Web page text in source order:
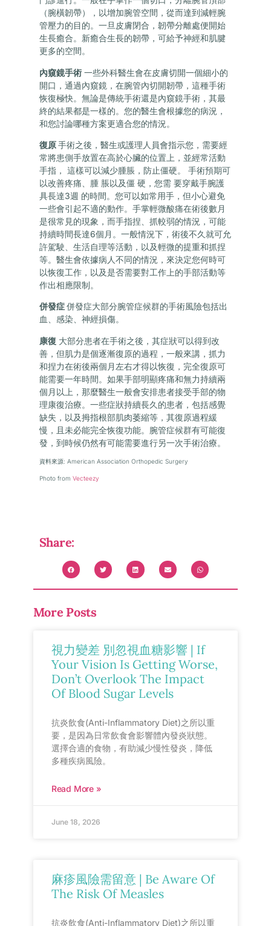
（腕橫韌帶），以增加腕管空間，從而達到減輕腕
管壓力的目的。一旦皮膚閉合，韌帶分離處便開始
生長癒合。新癒合生長的韌帶，可給予神經和肌腱
更多的空間。
內窺鏡手術一些外科醫生會在皮膚切開一個細小的
開口，通過內窺鏡，在腕管內切開韌帶，這種手術
恢復極快。無論是傳統手術還是內窺鏡手術，其最
終的結果都是一樣的。您的醫生會根據您的病況，
和您討論哪種方案更適合您的情況。
復原手術之後，醫生或護理人員會指示您，需要經
常將患側手放置在高於心臟的位置上，並經常活動
手指， 這樣可以減少腫脹，防止僵硬。 手術預期可
以改善疼痛、腫 脹以及僵 硬，您需 要穿戴手腕護
具長達3週 的時間。您可以如常用手，但小心避免
一些會引起不適的動作。手掌輕微酸痛在術後數月
是很常見的現象，而手指捏、抓較弱的情況，可能
持續時間長達6個月。一般情況下，術後不久就可允
許駕駛、生活自理等活動，以及輕微的提重和抓捏
等。醫生會依據病人不同的情況，來決定您何時可
以恢復工作，以及是否需要對工作上的手部活動等
作出相應限制。
併發症併發症大部分腕管症候群的手術風險包括出
血、感染、神經損傷。
康復 大部分患者在手術之後，其症狀可以得到改
善，但肌力是個逐漸復原的過程，一般來講，抓力
和捏力在術後兩個月左右才得以恢復，完全復原可
能需要一年時間。如果手部明顯疼痛和無力持續兩
個月以上，那麼醫生一般會安排患者接受手部的物
理康復治療。一些症狀持續長久的患者，包括感覺
缺失，以及拇指根部肌肉萎縮等，其復原過程緩
慢，且未必能完全恢復功能。腕管症候群有可能復
發，到時候仍然有可能需要進行另一次手術治療。
資料來源: American Association Orthopedic Surgery
Photo from Vecteezy
Share:
More Posts
視力變差 別忽視血糖影響 | If
Your Vision Is Getting Worse,
Don’t Overlook The Impact
Of Blood Sugar Levels
抗炎飲食(Anti-Inflammatory Diet)之所以重
要，是因為日常飲食會影響體內發炎狀態。
選擇合適的食物，有助減少慢性發炎，降低
多種疾病風險。
Read More »
June 18, 2026
麻疹風險需留意 | Be Aware Of
The Risk Of Measles
抗炎飲食(Anti-Inflammatory Diet)之所以重